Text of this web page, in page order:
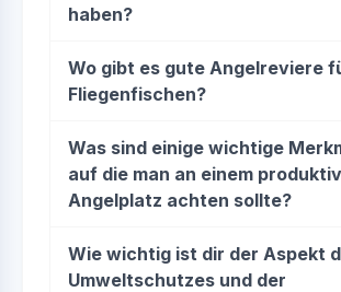
haben?
Wo gibt es gute Angelreviere
Fliegenfischen?
Was sind einige wichtige
auf die man an einem
Angelplatz achten sollte?
Wie wichtig ist dir der Aspekt
Umweltschutzes und der